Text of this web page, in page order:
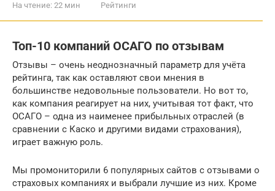
На чтение: 22 мин Рейтинги
Топ-10 компаний ОСАГО по отзывам
Отзывы – очень неоднозначный параметр для учёта
рейтинга, так как оставляют свои мнения в
большинстве недовольные пользователи. Но вот то,
как компания реагирует на них, учитывая тот факт, что
ОСАГО – одна из наименее прибыльных отраслей (в
сравнении с Каско и другими видами страхования),
играет важную роль.
Мы промониторили 6 популярных сайтов с отзывами о
страховых компаниях и выбрали лучшие из них. Кроме